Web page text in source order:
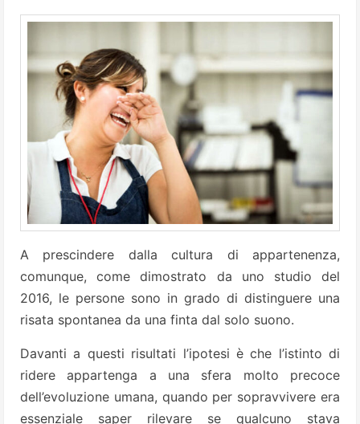
A prescindere dalla cultura di appartenenza,
comunque, come dimostrato da uno studio del
2016, le persone sono in grado di distinguere una
risata spontanea da una finta dal solo suono.
Davanti a questi risultati l’ipotesi è che l’istinto di
ridere appartenga a una sfera molto precoce
dell’evoluzione umana, quando per sopravvivere era
essenziale saper rilevare se qualcuno stava